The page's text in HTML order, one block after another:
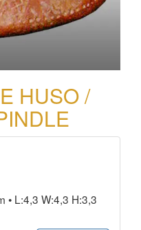
HUSO /
• L:4,3 W:4,3 H:3,3